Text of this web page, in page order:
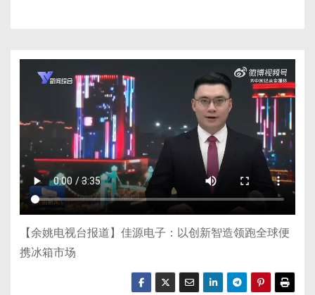
【余姚电视台报道】佳源电子：以创新智造领跑全球便
携冰箱市场